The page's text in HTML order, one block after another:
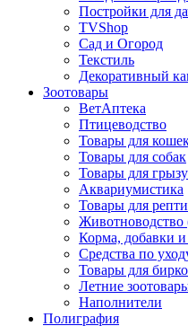
Постройки для
TVShop
Сад и Огород
Текстиль
Декоративный
Зоотовары
ВетАптека
Птицеводство
Товары для
Товары для собак
Товары для
Аквариумистика
Товары для
Корма, добавки
Средства по
Товары для
Летние
Наполнители
Полиграфия